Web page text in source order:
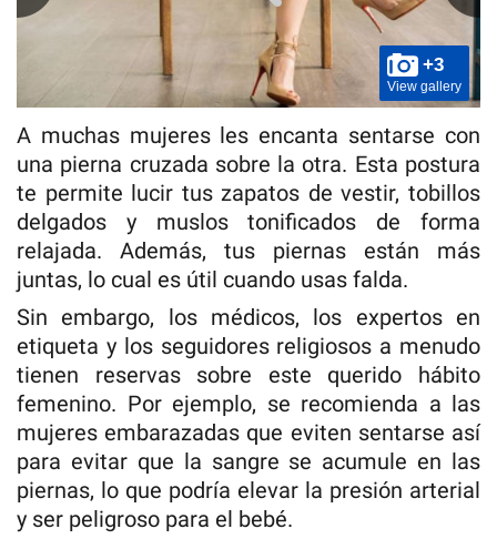
+3
View gallery
A muchas mujeres les encanta sentarse con
una pierna cruzada sobre la otra. Esta postura
te permite lucir tus zapatos de vestir, tobillos
delgados y muslos tonificados de forma
relajada. Además, tus piernas están más
juntas, lo cual es útil cuando usas falda.
Sin embargo, los médicos, los expertos en
etiqueta y los seguidores religiosos a menudo
tienen reservas sobre este querido hábito
femenino. Por ejemplo, se recomienda a las
mujeres embarazadas que eviten sentarse así
para evitar que la sangre se acumule en las
piernas, lo que podría elevar la presión arterial
y ser peligroso para el bebé.